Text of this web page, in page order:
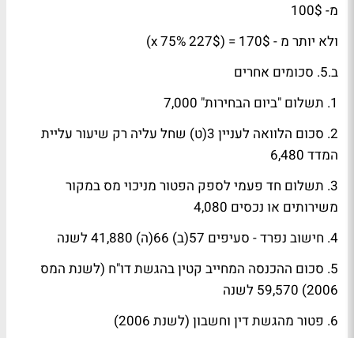
מ- 100$
ולא יותר מ - 170$ = (227$ x 75%)
ב.5. סכומים אחרים
1. תשלום "ביום הבחירות" 7,000
2. סכום הלוואה לעניין 3(ט) שחל עליה רק שיעור עליית
המדד 6,480
3. תשלום חד פעמי לספק הפטור מניכוי מס במקור
משירותים או נכסים 4,080
4. חישוב נפרד - סעיפים 57(ב) 66(ה) 41,880 לשנה
5. סכום ההכנסה המחייב קטין בהגשת דו"ח (לשנת המס
2006) 59,570 לשנה
6. פטור מהגשת דין וחשבון (לשנת 2006)